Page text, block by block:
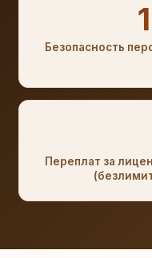
Безопасность
Переплат за